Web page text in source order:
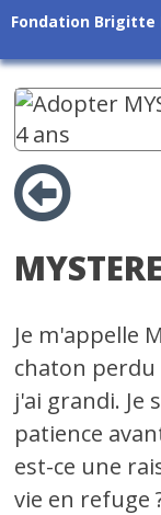
Fondation Brigitte
MYSTERE
Je m'appelle
chaton
j'ai grandi. Je
patience
est-ce une
vie en refuge